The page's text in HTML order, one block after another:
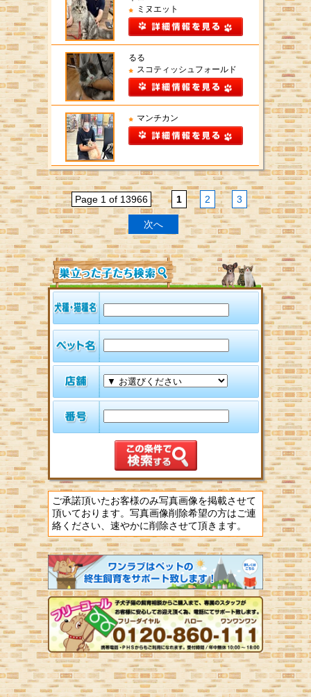
ミヌエット
るる
スコティッシュフォールド
マンチカン
Page 1 of 13966 1 2 3
次へ
ご承諾頂いたお客様のみ写真画像を掲載させて
頂いております。写真画像削除希望の方はご連
絡ください、速やかに削除させて頂きます。